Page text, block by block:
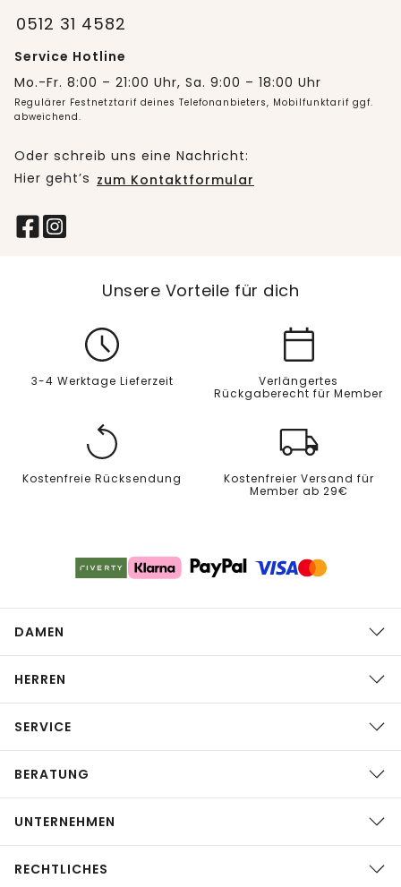
0512 31 4582
Service Hotline
Mo.-Fr. 8:00 – 21:00 Uhr, Sa. 9:00 – 18:00 Uhr
Regulärer Festnetztarif deines Telefonanbieters, Mobilfunktarif ggf.
abweichend.
Oder schreib uns eine Nachricht:
Hier geht’s zum Kontaktformular
Unsere Vorteile für dich
3-4 Werktage Lieferzeit
Verlängertes
Rückgaberecht für Member
Kostenfreie Rücksendung
Kostenfreier Versand für
Member ab 29€
DAMEN
HERREN
SERVICE
BERATUNG
UNTERNEHMEN
RECHTLICHES